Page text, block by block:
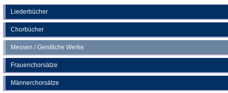
Liederbücher
Chorbücher
Messen / Geistliche Werke
Frauenchorsätze
Männerchorsätze